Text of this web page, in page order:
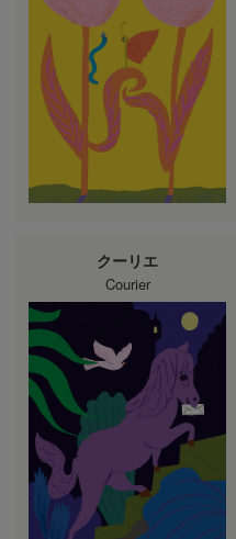
クーリエ
Courier